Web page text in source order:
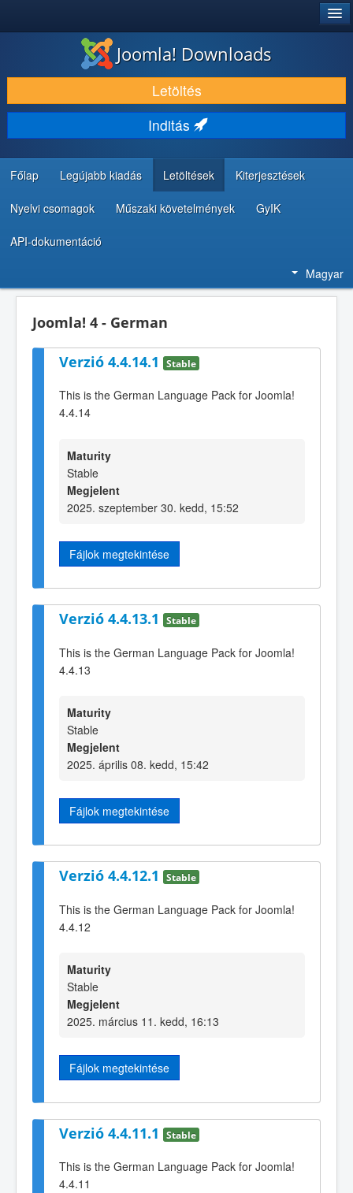
LETÖLTÉS ÉS KITERJESZTÉS
FEDEZZE FEL ÉS TANULJA MEG
KÖZÖSSÉG ÉS TÁMOGATÁS
FEJLESZTŐI ERŐFORRÁSOK
Joomla! Downloads
Letöltés
Inditás
Főlap Legújabb kiadás Letöltések Kiterjesztések
Nyelvi csomagok Műszaki követelmények GyIK
API-dokumentáció
Magyar
Joomla! 4 - German
Verzió 4.4.14.1 Stable
This is the German Language Pack for Joomla!
4.4.14
Maturity
Stable
Megjelent
2025. szeptember 30. kedd, 15:52
Fájlok megtekintése
Verzió 4.4.13.1 Stable
This is the German Language Pack for Joomla!
4.4.13
Maturity
Stable
Megjelent
2025. április 08. kedd, 15:42
Fájlok megtekintése
Verzió 4.4.12.1 Stable
This is the German Language Pack for Joomla!
4.4.12
Maturity
Stable
Megjelent
2025. március 11. kedd, 16:13
Fájlok megtekintése
Verzió 4.4.11.1 Stable
This is the German Language Pack for Joomla!
4.4.11